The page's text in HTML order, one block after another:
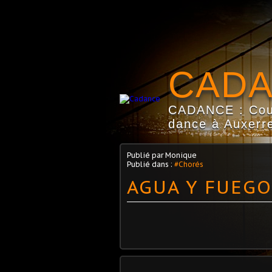
CADANCE :
dance à
Publié par Monique
Publié dans : #Chorés
AGUA Y FUEGO